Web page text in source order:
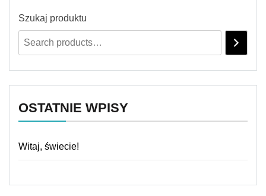
Szukaj produktu
OSTATNIE WPISY
Witaj, świecie!